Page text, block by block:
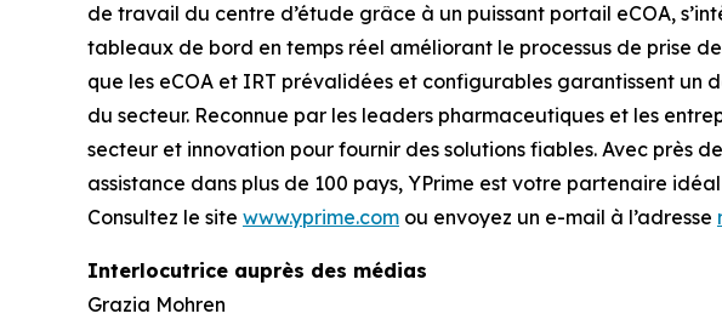
de travail du centre d’étude grâce à un puissant portail eCOA,
tableaux de bord en temps réel améliorant le processus de prise
que les eCOA et IRT prévalidées et configurables garantissent
du secteur. Reconnue par les leaders pharmaceutiques et les
secteur et innovation pour fournir des solutions fiables. Avec près
assistance dans plus de 100 pays, YPrime est votre partenaire
Consultez le site www.yprime.com ou envoyez un e-mail à l’adresse
Interlocutrice auprès des médias
Grazia Mohren